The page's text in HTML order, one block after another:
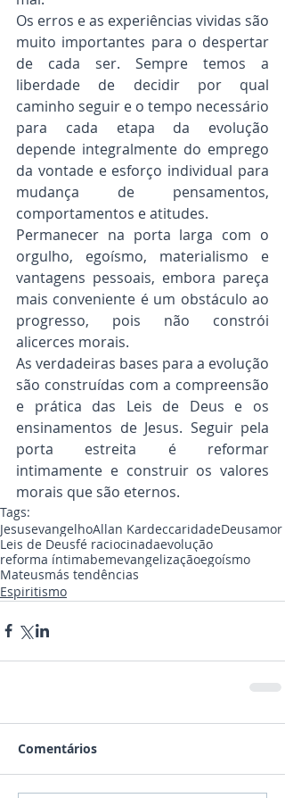
Os erros e as experiências vividas são
muito importantes para o despertar
de cada ser. Sempre temos a
liberdade de decidir por qual
caminho seguir e o tempo necessário
para cada etapa da evolução
depende integralmente do emprego
da vontade e esforço individual para
mudança de pensamentos,
comportamentos e atitudes.
Permanecer na porta larga com o
orgulho, egoísmo, materialismo e
vantagens pessoais, embora pareça
mais conveniente é um obstáculo ao
progresso, pois não constrói
alicerces morais.
As verdadeiras bases para a evolução
são construídas com a compreensão
e prática das Leis de Deus e os
ensinamentos de Jesus. Seguir pela
porta estreita é reformar
intimamente e construir os valores
morais que são eternos.
Tags:
JesusevangelhoAllan KardeccaridadeDeusamor
Leis de Deusfé raciocinadaevolução
reforma íntimabemevangelizaçãoegoísmo
Mateusmás tendências
Espiritismo
Comentários